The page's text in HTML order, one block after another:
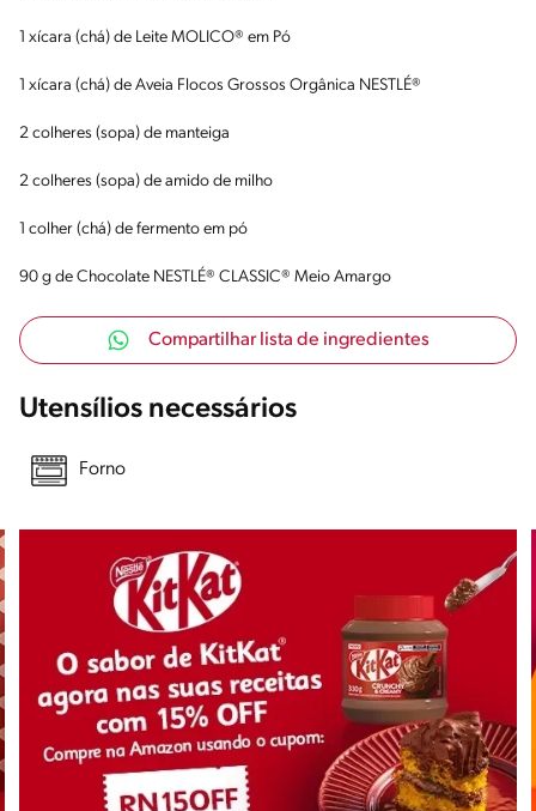
1 xícara (chá) de Leite MOLICO® em Pó
1 xícara (chá) de Aveia Flocos Grossos Orgânica NESTLÉ®
2 colheres (sopa) de manteiga
2 colheres (sopa) de amido de milho
1 colher (chá) de fermento em pó
90 g de Chocolate NESTLÉ® CLASSIC® Meio Amargo
Compartilhar lista de ingredientes
Utensílios necessários
Forno